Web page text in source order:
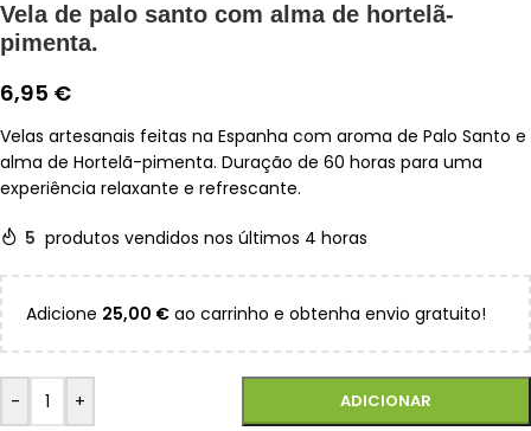
Vela de palo santo com alma de hortelã-
pimenta.
6,95 €
Velas artesanais feitas na Espanha com aroma de Palo Santo e
alma de Hortelã-pimenta. Duração de 60 horas para uma
experiência relaxante e refrescante.
5 produtos vendidos nos últimos 4 horas
Adicione 25,00 € ao carrinho e obtenha envio gratuito!
- + ADICIONAR